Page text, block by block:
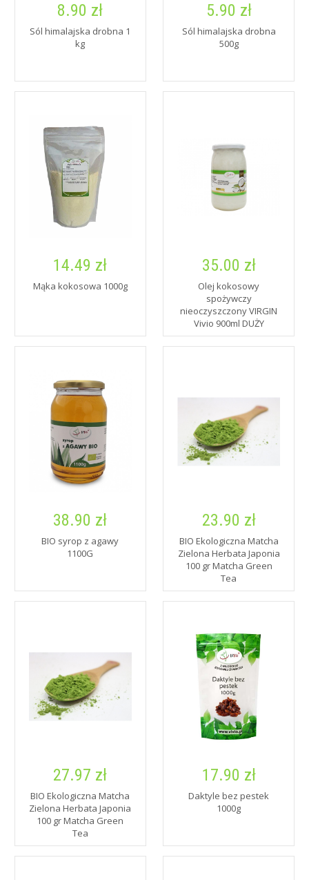
8.90 zł
Sól himalajska drobna 1
kg
5.90 zł
Sól himalajska drobna
500g
14.49 zł
Mąka kokosowa 1000g
35.00 zł
Olej kokosowy
spożywczy
nieoczyszczony VIRGIN
Vivio 900ml DUŻY
38.90 zł
BIO syrop z agawy
1100G
23.90 zł
BIO Ekologiczna Matcha
Zielona Herbata Japonia
100 gr Matcha Green
Tea
27.97 zł
BIO Ekologiczna Matcha
Zielona Herbata Japonia
100 gr Matcha Green
Tea
17.90 zł
Daktyle bez pestek
1000g